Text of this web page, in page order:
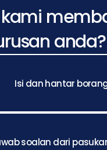
kami
anda?
Isi dan hantar
soalan dari